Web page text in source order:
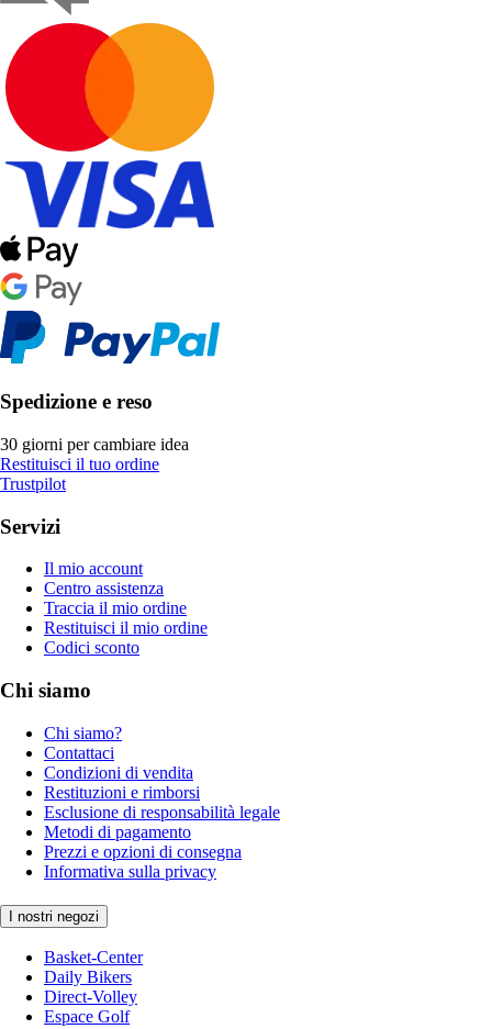
Spedizione e reso
30 giorni per cambiare idea
Restituisci il tuo ordine
Trustpilot
Servizi
Il mio account
Centro assistenza
Traccia il mio ordine
Restituisci il mio ordine
Codici sconto
Chi siamo
Chi siamo?
Contattaci
Condizioni di vendita
Restituzioni e rimborsi
Esclusione di responsabilità legale
Metodi di pagamento
Prezzi e opzioni di consegna
Informativa sulla privacy
I nostri negozi
Basket-Center
Daily Bikers
Direct-Volley
Espace Golf